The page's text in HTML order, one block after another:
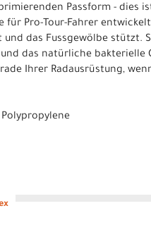
Passform - dies
für Pro-Tour-Fahrer
das Fussgewölbe stützt.
das natürliche bakterielle
Ihrer Radausrüstung,
Polypropylene